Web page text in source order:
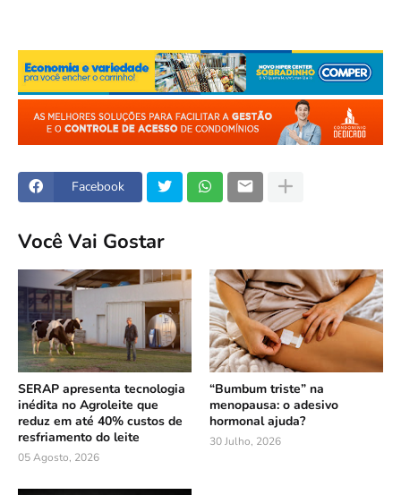
Facebook
Você Vai Gostar
SERAP apresenta tecnologia
inédita no Agroleite que
reduz em até 40% custos de
resfriamento do leite
05 Agosto, 2026
“Bumbum triste” na
menopausa: o adesivo
hormonal ajuda?
30 Julho, 2026